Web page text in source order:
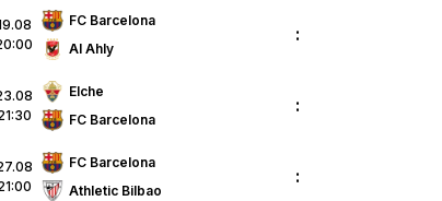
FC Barcelona
Al Ahly
:
Elche
FC Barcelona
:
FC Barcelona
Athletic Bilbao
: